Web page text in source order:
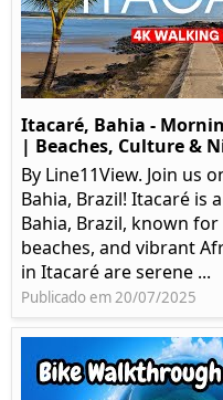
Itacaré, Bahia -
| Beaches, Culture &
By Line11View. Join us
Bahia, Brazil! Itacaré is
Bahia, Brazil, known
beaches, and vibrant
in Itacaré are serene ...
Publicado em 20/07/2025